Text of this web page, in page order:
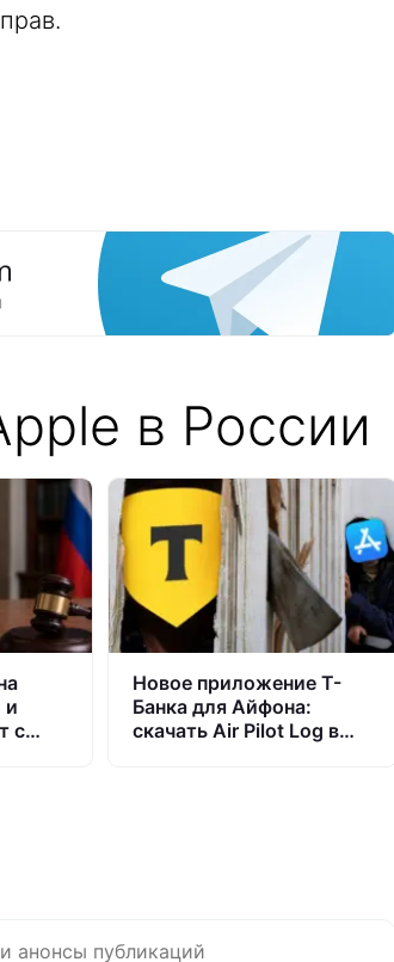
в России
и
с
Новое приложение Т-
Банка для Айфона:
скачать Air Pilot Log в
анонсы публикаций